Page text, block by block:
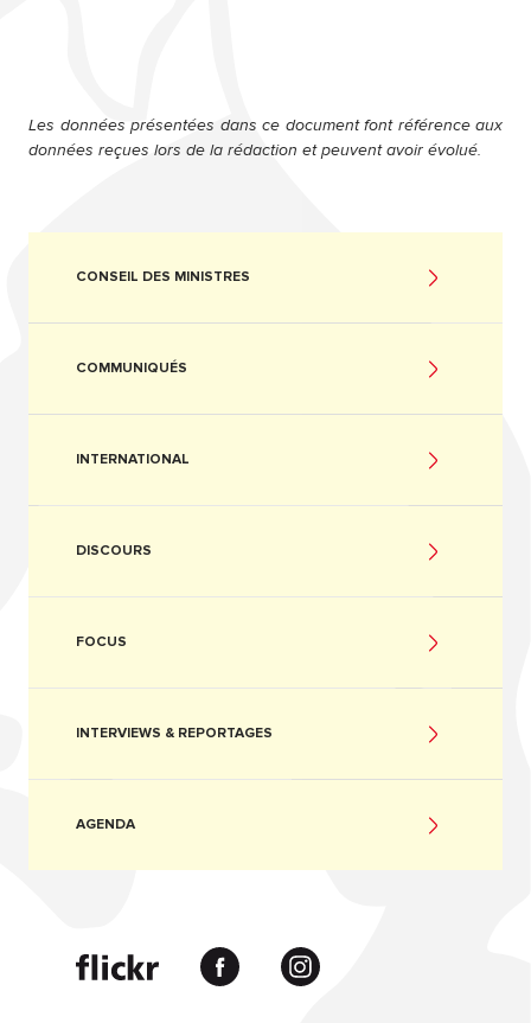
Les données présentées dans ce document font référence aux
données reçues lors de la rédaction et peuvent avoir évolué.
CONSEIL DES MINISTRES
COMMUNIQUÉS
INTERNATIONAL
DISCOURS
FOCUS
INTERVIEWS & REPORTAGES
AGENDA